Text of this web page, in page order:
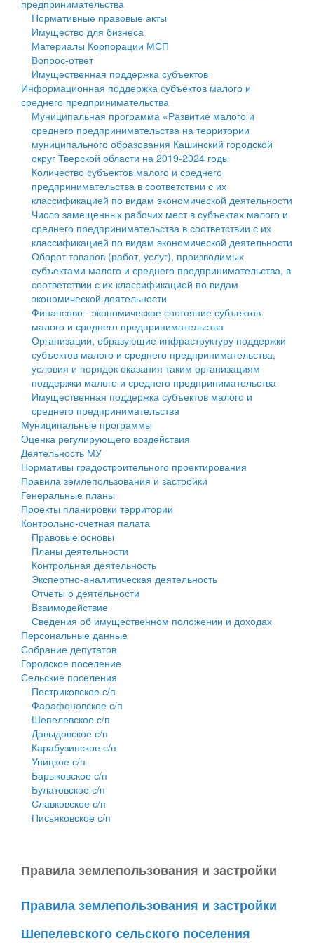
Государственные услуги
Промышленность и АПК
Экономика и бизнес
...
Символика
Устав
Гостям округа
Туризм
Культура
Образование
Здравоохранение
Социальная защита
Фотоальбом
муниципального округа Тверской области
Администрация Кашинского муниципального округа
Тверской области
Управление сельскими территориями
Открытые данные
Работа с обращениями граждан
Муниципальный контроль
Муниципальные услуги
Проекты административных регламентов
Антимонопольный комплаенс
Противодействие коррупции
Финансовое управление
Бюджет для граждан
Имущество
Выявление правообладателей ранее учтенных
объектов недвижимости
Имущественная поддержка субъектов малого и
среднего предпринимательства
Информационная поддержка субъектов малого и
среднего предпринимательства
Муниципальные программы
Контрольно-счетная палата
Персональные данные
Оценка регулирующего воздействия
Деятельность МУ
Нормативы градостроительного проектирования
Правила землепользования и застройки
Генеральные планы
Проекты планировки территории
Собрание депутатов
Городское поселение
Сельские поселения
предпринимательства
Нормативные правовые акты
Имущество для бизнеса
Материалы Корпорации МСП
Вопрос-ответ
Имущественная поддержка субъектов
Информационная поддержка субъектов малого и
среднего предпринимательства
Муниципальная программа «Развитие малого и
среднего предпринимательства на территории
муниципального образования Кашинский городской
округ Тверской области на 2019-2024 годы
Количество субъектов малого и среднего
предпринимательства в соответствии с их
классификацией по видам экономической деятельности
Число замещенных рабочих мест в субъектах малого и
среднего предпринимательства в соответствии с их
классификацией по видам экономической деятельности
Оборот товаров (работ, услуг), производимых
субъектами малого и среднего предпринимательства, в
соответствии с их классификацией по видам
экономической деятельности
Финансово - экономическое состояние субъектов
малого и среднего предпринимательства
Организации, образующие инфраструктуру поддержки
субъектов малого и среднего предпринимательства,
условия и порядок оказания таким организациям
поддержки малого и среднего предпринимательства
Имущественная поддержка субъектов малого и
среднего предпринимательства
Муниципальные программы
Оценка регулирующего воздействия
Деятельность МУ
Нормативы градостроительного проектирования
Правила землепользования и застройки
Генеральные планы
Проекты планировки территории
Контрольно-счетная палата
Правовые основы
Планы деятельности
Контрольная деятельность
Экспертно-аналитическая деятельность
Отчеты о деятельности
Взаимодействие
Сведения об имущественном положении и доходах
Персональные данные
Собрание депутатов
Городское поселение
Сельские поселения
Пестриковское с/п
Фарафоновское с/п
Шепелевское с/п
Давыдовское с/п
Карабузинское с/п
Уницкое с/п
Барыковское с/п
Булатовское с/п
Славковское с/п
Письяковское с/п
Правила землепользования и застройки
Правила землепользования и застройки
Шепелевского сельского поселения